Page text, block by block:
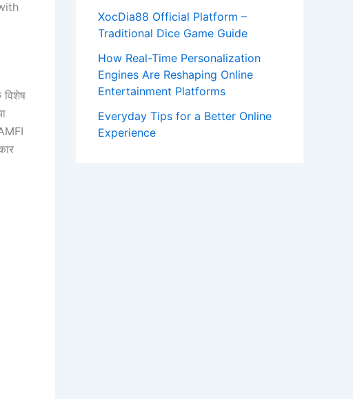
XocDia88 Official Platform –
Traditional Dice Game Guide
How Real-Time Personalization
Engines Are Reshaping Online
Entertainment Platforms
Everyday Tips for a Better Online
Experience